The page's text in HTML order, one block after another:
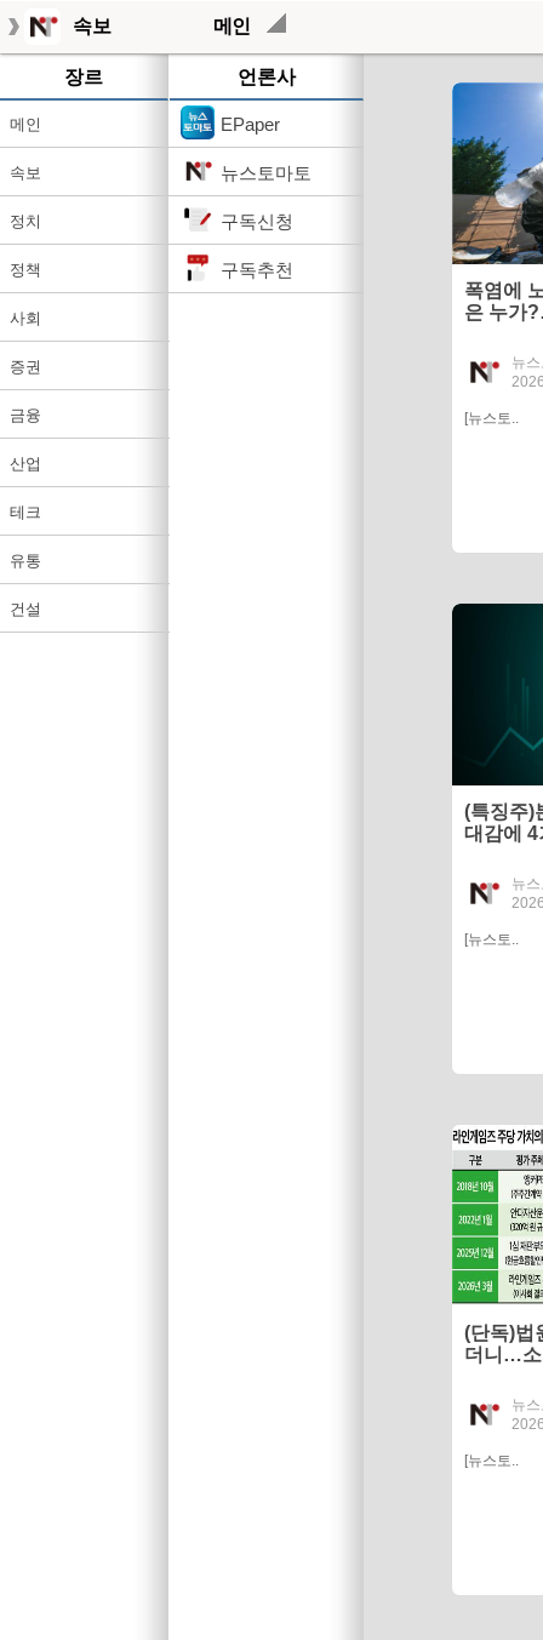
속보 메인
장르
메인
속보
정치
정책
사회
증권
금융
산업
테크
유통
건설
언론사
EPaper
뉴스토마토
구독신청
구독추천
폭염에
은 누가
뉴
[뉴스토..
(특징주)
대감에 4
뉴
[뉴스토..
(단독)법
더니…소
뉴
[뉴스토..